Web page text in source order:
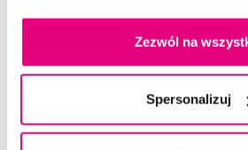
Zezwól na
Spersonalizuj
Doradzimy
Napisz do naszych